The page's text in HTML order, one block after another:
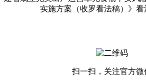
实施方案（收罗看法稿）》看
扫一扫，关注官方微